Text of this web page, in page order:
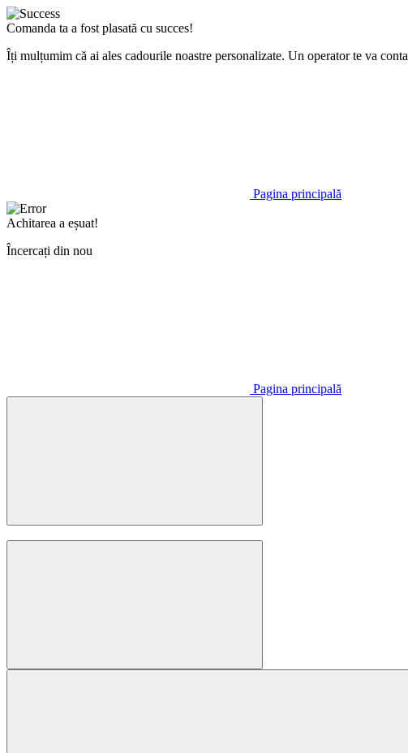
Comanda ta a fost plasată cu succes!
Îți mulțumim că ai ales cadourile noastre personalizate. Un operator te va
Pagina principală
Achitarea a eșuat!
Încercați din nou
Pagina principală